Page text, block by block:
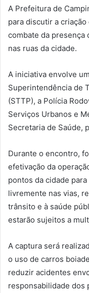
A Prefeitura de
para discutir a
combate da presença
nas ruas da cidade.
A iniciativa envolve
Superintendência de
(STTP), a Polícia
Serviços Urbanos e
Secretaria de Saúde,
Durante o encontro,
efetivação da
pontos da cidade
livremente nas vias,
trânsito e à saúde
estarão sujeitos a
A captura será
o uso de carros
reduzir acidentes
responsabilidade dos